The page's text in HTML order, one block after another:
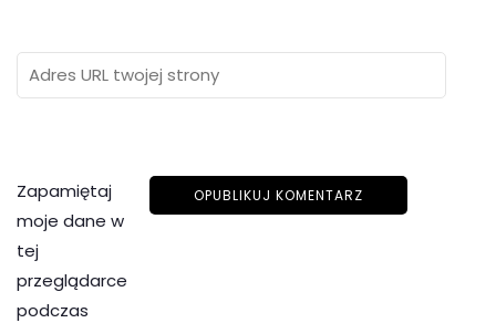
Zapamiętaj
moje dane w
tej
przeglądarce
podczas